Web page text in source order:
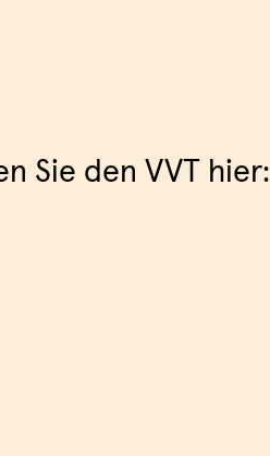
Sie den VVT hier: